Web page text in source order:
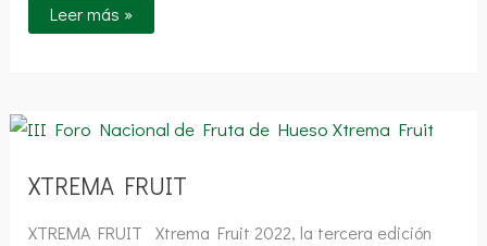
Leer más »
XTREMA FRUIT
XTREMA FRUIT Xtrema Fruit 2022, la tercera edición
FRUIT